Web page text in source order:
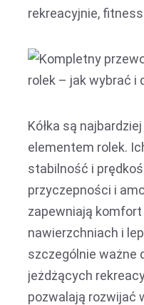
rekreacyjnie,
Kółka są
elementem rolek.
stabilność i
przyczepności i
zapewniają
nawierzchniach i
szczególnie ważne
jeżdżących
pozwalają rozwijać